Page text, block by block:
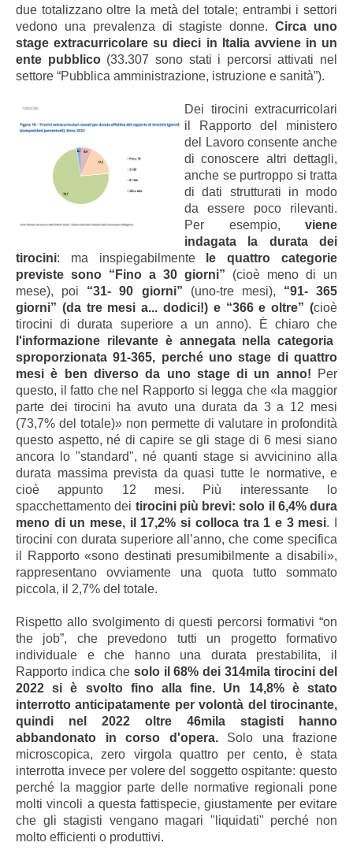
due totalizzano oltre la metà del totale; entrambi i settori
vedono una prevalenza di stagiste donne.Circa uno
stage extracurricolare su dieci in Italia avviene in un
ente pubblico(33.307 sono stati i percorsi attivati nel
settore “Pubblica amministrazione, istruzione e sanità”).
Dei tirocini extracurricolari
il Rapporto del ministero
del Lavoro consente anche
di conoscere altri dettagli,
anche se purtroppo si tratta
di dati strutturati in modo
da essere poco rilevanti.
Per esempio, viene
indagata la durata dei
tirocini: ma inspiegabilmentele quattro categorie
previste sono “Fino a 30 giorni” (cioè meno di un
mese), poi “31- 90 giorni” (uno-tre mesi), “91- 365
giorni” (da tre mesi a... dodici!) e “366 e oltre” (cioè
tirocini di durata superiore a un anno). È chiaro che
l'informazione rilevante è annegata nella categoria
sproporzionata 91-365, perché uno stage di quattro
mesi è ben diverso da uno stage di un anno! Per
questo, il fatto che nel Rapporto si legga che «la maggior
parte dei tirocini ha avuto una durata da 3 a 12 mesi
(73,7% del totale)» non permette di valutare in profondità
questo aspetto, né di capire se gli stage di 6 mesi siano
ancora lo "standard", né quanti stage si avvicinino alla
durata massima prevista da quasi tutte le normative, e
cioè appunto 12 mesi. Più interessante lo
spacchettamento dei tirocini più brevi: solo il 6,4% dura
meno di un mese, il 17,2% si colloca tra 1 e 3 mesi. I
tirocini con durata superiore all’anno, che come specifica
il Rapporto «sono destinati presumibilmente a disabili»,
rappresentano ovviamente una quota tutto sommato
piccola, il 2,7% del totale.
Rispetto allo svolgimento di questi percorsi formativi “on
the job”, che prevedono tutti un progetto formativo
individuale e che hanno una durata prestabilita, il
Rapporto indica che solo il 68% dei 314mila tirocini del
2022 si è svolto fino alla fine. Un 14,8% è stato
interrotto anticipatamente per volontà del tirocinante,
quindi nel 2022 oltre 46mila stagisti hanno
abbandonato in corso d'opera.Solo una frazione
microscopica, zero virgola quattro per cento, è stata
interrotta invece per volere del soggetto ospitante: questo
perché la maggior parte delle normative regionali pone
molti vincoli a questa fattispecie, giustamente per evitare
che gli stagisti vengano magari "liquidati" perché non
molto efficienti o produttivi.